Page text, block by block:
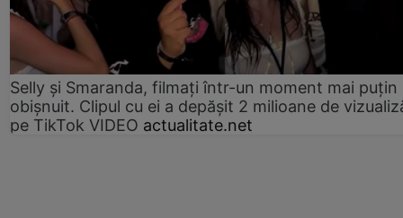
Selly și Smaranda, filmați într-un moment mai puțin
obișnuit. Clipul cu ei a depășit 2 milioane de
pe TikTok VIDEO actualitate.net